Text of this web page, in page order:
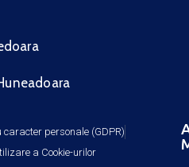
caracter personale (GDPR)
a Cookie-urilor